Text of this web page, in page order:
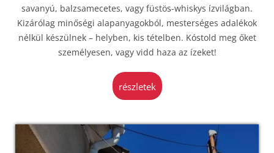
savanyú, balzsamecetes, vagy füstös-whiskys ízvilágban.
Kizárólag minőségi alapanyagokból, mesterséges adalékok
nélkül készülnek – helyben, kis tételben. Kóstold meg őket
személyesen, vagy vidd haza az ízeket!
részletek